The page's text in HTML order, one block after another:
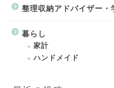
整理収納アドバイザー・
暮らし
家計
ハンドメイド